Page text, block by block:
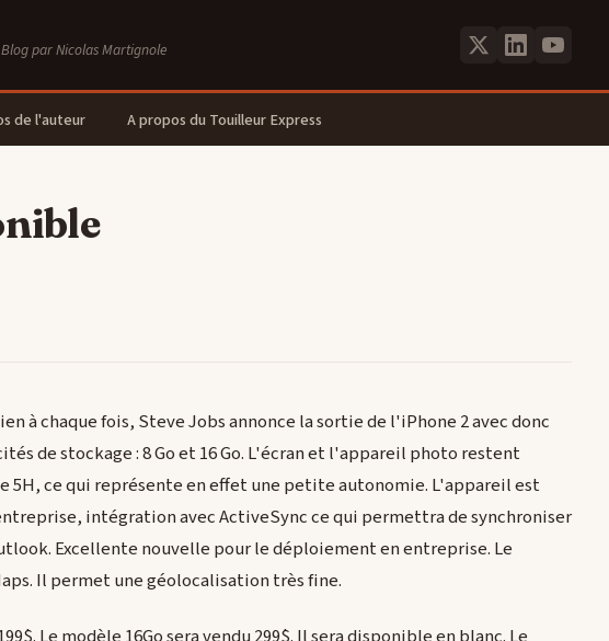
Blog par Nicolas Martignole
de l'auteur A propos du Touilleur Express
à chaque fois, Steve Jobs annonce la sortie de l'iPhone 2 avec donc
de stockage : 8 Go et 16 Go. L'écran et l'appareil photo restent
5H, ce qui représente en effet une petite autonomie. L'appareil est
intégration avec ActiveSync ce qui permettra de synchroniser
Excellente nouvelle pour le déploiement en entreprise. Le
Il permet une géolocalisation très fine.